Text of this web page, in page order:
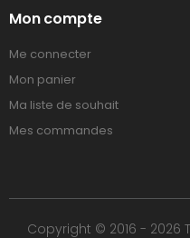
Mon compte
Me connecter
Mon panier
Ma liste de souhait
Mes commandes
Copyright © 2016 - 2026